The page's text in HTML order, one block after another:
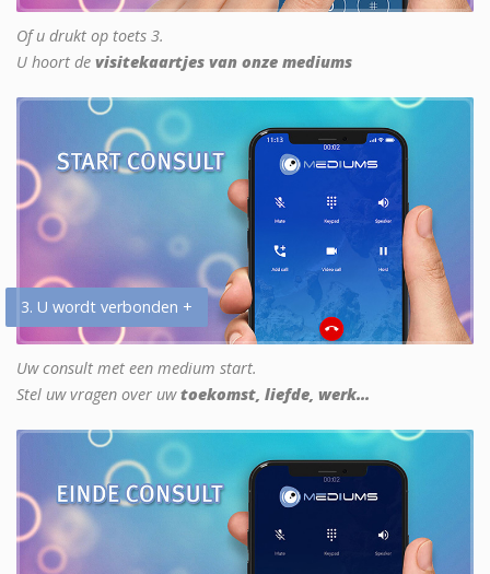
Of u drukt op toets 3.
U hoort de visitekaartjes van onze mediums
3. U wordt verbonden +
Uw consult met een medium start.
Stel uw vragen over uwtoekomst, liefde, werk...